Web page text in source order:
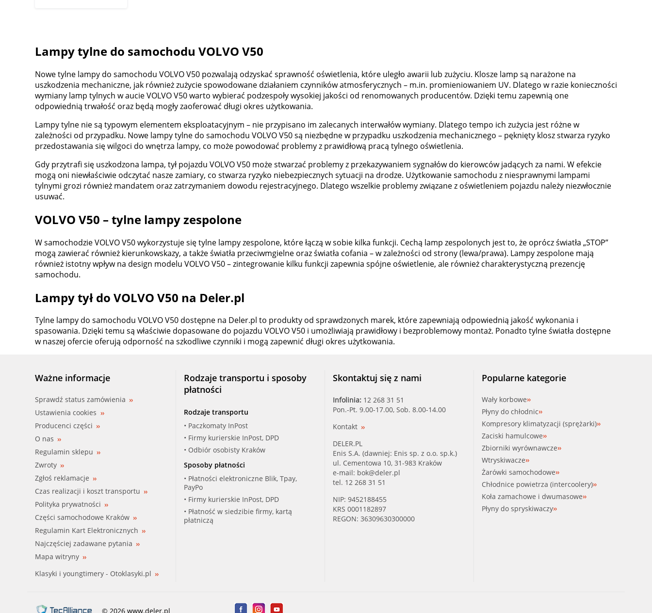
Lampy tylne do samochodu VOLVO V50
Nowe tylne lampy do samochodu VOLVO V50 pozwalają odzyskać sprawność oświetlenia, które uległo awarii lub zużyciu. Klosze lamp są narażone na
uszkodzenia mechaniczne, jak również zużycie spowodowane działaniem czynników atmosferycznych – m.in. promieniowaniem UV. Dlatego w razie konieczności
wymiany lamp tylnych w aucie VOLVO V50 warto wybierać podzespoły wysokiej jakości od renomowanych producentów. Dzięki temu zapewnią one
odpowiednią trwałość oraz będą mogły zaoferować długi okres użytkowania.
Lampy tylne nie są typowym elementem eksploatacyjnym – nie przypisano im zalecanych interwałów wymiany. Dlatego tempo ich zużycia jest różne w
zależności od przypadku. Nowe lampy tylne do samochodu VOLVO V50 są niezbędne w przypadku uszkodzenia mechanicznego – pęknięty klosz stwarza ryzyko
przedostawania się wilgoci do wnętrza lampy, co może powodować problemy z prawidłową pracą tylnego oświetlenia.
Gdy przytrafi się uszkodzona lampa, tył pojazdu VOLVO V50 może stwarzać problemy z przekazywaniem sygnałów do kierowców jadących za nami. W efekcie
mogą oni niewłaściwie odczytać nasze zamiary, co stwarza ryzyko niebezpiecznych sytuacji na drodze. Użytkowanie samochodu z niesprawnymi lampami
tylnymi grozi również mandatem oraz zatrzymaniem dowodu rejestracyjnego. Dlatego wszelkie problemy związane z oświetleniem pojazdu należy niezwłocznie
usuwać.
VOLVO V50 – tylne lampy zespolone
W samochodzie VOLVO V50 wykorzystuje się tylne lampy zespolone, które łączą w sobie kilka funkcji. Cechą lamp zespolonych jest to, że oprócz światła „STOP”
mogą zawierać również kierunkowskazy, a także światła przeciwmgielne oraz światła cofania – w zależności od strony (lewa/prawa). Lampy zespolone mają
również istotny wpływ na design modelu VOLVO V50 – zintegrowanie kilku funkcji zapewnia spójne oświetlenie, ale również charakterystyczną prezencję
samochodu.
Lampy tył do VOLVO V50 na Deler.pl
Tylne lampy do samochodu VOLVO V50 dostępne na Deler.pl to produkty od sprawdzonych marek, które zapewniają odpowiednią jakość wykonania i
spasowania. Dzięki temu są właściwie dopasowane do pojazdu VOLVO V50 i umożliwiają prawidłowy i bezproblemowy montaż. Ponadto tylne światła dostępne
w naszej ofercie oferują odporność na szkodliwe czynniki i mogą zapewnić długi okres użytkowania.
Ważne informacje
Sprawdź status zamówienia
Ustawienia cookies
Producenci części
O nas
Regulamin sklepu
Zwroty
Zgłoś reklamacje
Czas realizacji i koszt transportu
Polityka prywatności
Części samochodowe Kraków
Regulamin Kart Elektronicznych
Najczęściej zadawane pytania
Mapa witryny
Klasyki i youngtimery - Otoklasyki.pl
Rodzaje transportu i sposoby
płatności
Rodzaje transportu
• Paczkomaty InPost
• Firmy kurierskie InPost, DPD
• Odbiór osobisty Kraków
Sposoby płatności
• Płatności elektroniczne Blik, Tpay,
PayPo
• Firmy kurierskie InPost, DPD
• Płatność w siedzibie firmy, kartą
płatniczą
Skontaktuj się z nami
Infolinia: 12 268 31 51
Pon.-Pt. 9.00-17.00, Sob. 8.00-14.00
Kontakt
DELER.PL
Enis S.A. (dawniej: Enis sp. z o.o. sp.k.)
ul. Cementowa 10, 31-983 Kraków
e-mail: bok@deler.pl
tel. 12 268 31 51
NIP: 9452188455
KRS 0001182897
REGON: 36309630300000
Popularne kategorie
Wały korbowe
Płyny do chłodnic
Kompresory klimatyzacji (sprężarki)
Zaciski hamulcowe
Zbiorniki wyrównawcze
Wtryskiwacze
Żarówki samochodowe
Chłodnice powietrza (intercoolery)
Koła zamachowe i dwumasowe
Płyny do spryskiwaczy
© 2026 www.deler.pl